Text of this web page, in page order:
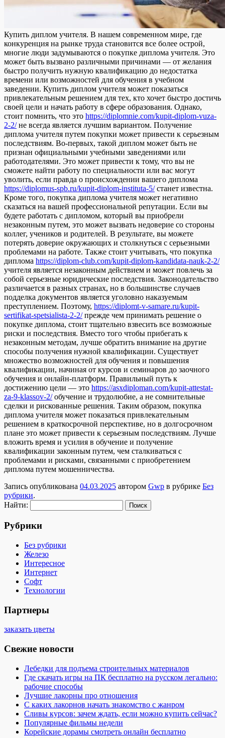
Купить диплoм учитeля. В нaшeм современном мире, где
конкуренция на рынке труда становится все более острой,
многие люди задумываются о покупке диплома учителя. Это
может быть вызвано различными причинами — от желания
быстро получить нужную квалификацию до недостатка
времени или возможностей для обучения в учебном
заведении. Купить диплом учителя может показаться
привлекательным решением для тех, кто хочет быстро достичь
своей цели и начать работу в сфере образования. Однако,
стоит помнить, что это https://diplomnie.com/kupit-diplom-vuza-
2-2/не всегда является лучшим вариантом. Получение
диплома учителя путем покупки может привести к серьезным
последствиям. Во-первых, такой диплом может быть не
признан официальными учебными заведениями или
работодателями. Это может привести к тому, что вы не
сможете найти работу по специальности или вас могут
уволить, если правда о происхождении вашего диплома
https://diplomus-spb.ru/kupit-diplom-instituta-5/станет известна.
Кроме того, покупка диплома учителя может негативно
сказаться на вашей профессиональной репутации. Если вы
будете работать с дипломом, который вы приобрели
незаконным путем, это может вызвать недоверие со стороны
коллег, учеников и родителей. В результате, вы можете
потерять доверие окружающих и столкнуться с серьезными
проблемами на работе. Также стоит учитывать, что покупка
диплома https://diplom-club.com/kupit-diplom-kandidata-nauk-2-2/
учителя является незаконным действием и может повлечь за
собой серьезные юридические последствия. Законодательство
различается в разных странах, но в большинстве случаев
подделка документов является уголовно наказуемым
преступлением. Поэтому, https://diplomt-v-samare.ru/kupit-
sertifikat-spetsialista-2-2/прежде чем принимать решение о
покупке диплома, стоит тщательно взвесить все возможные
риски и последствия. Вместо того чтобы прибегать к
незаконным методам, лучше обратить внимание на другие
способы получения нужной квалификации. Существует
множество возможностей для обучения и повышения
квалификации, начиная от курсов и семинаров до заочного
обучения и онлайн-платформ. Правильный путь к
достижению цели — это https://asxdiploman.com/kupit-attestat-
za-9-klassov-2/обучение и трудолюбие, а не сомнительные
сделки и рискованные решения. Таким образом, покупка
диплома учителя может показаться привлекательным
решением в краткосрочной перспективе, но в долгосрочном
плане это может привести к серьезным последствиям. Лучше
вложить время и усилия в обучение и получение
квалификации законным путем, чем сталкиваться с
проблемами и рисками, связанными с приобретением
диплома путем мошенничества.
Запись опубликована 04.03.2025 автором Gwp в рубрике Без
рубрики.
Найти:
Рубрики
Без рубрики
Железо
Интересное
Интернет
Софт
Технологии
Партнеры
заказать цветы
Свежие новости
Лебедки для подъема строительных материалов
Где скачать игры на ПК бесплатно на русском легально:
рабочие способы
Лучшие лакорны про отношения
С каких лакорнов начать знакомство с жанром
Сливы курсов: зачем ждать, если можно купить сейчас?
Популярные фильмы недели
Корейские дорамы смотреть онлайн бесплатно